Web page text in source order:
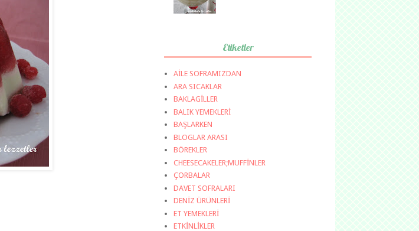
Etiketler
AİLE SOFRAMIZDAN
ARA SICAKLAR
BAKLAGİLLER
BALIK YEMEKLERİ
BAŞLARKEN
BLOGLAR ARASI
BÖREKLER
CHEESECAKELER;MUFFİNLER
ÇORBALAR
DAVET SOFRALARI
DENİZ ÜRÜNLERİ
ET YEMEKLERİ
ETKİNLİKLER